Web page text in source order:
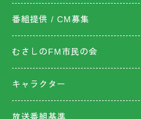
番組提供 / CM募集
むさしのFM市民の会
キャラクター
放送番組基準